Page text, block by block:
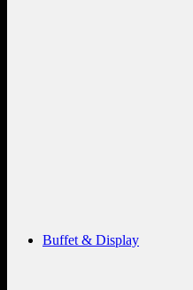
Buffet & Display